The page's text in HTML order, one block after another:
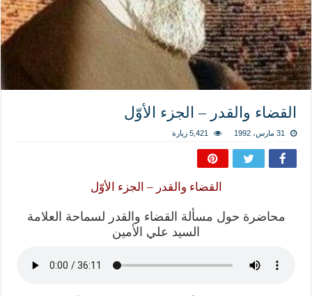
ليست المنفعة تأتي من إسلامية النّظام كما لا تأتي المضرة من مسيحية النظام
المتهاون بوطنه متهاون بدينه حتماً
نسج العلاقة مع الآخر تكون من خلال منظومة القيم و المبادئ الانسانية التي تجعل
القضاء والقدر – الجزء الأوّل
31 مارس، 1992 5,421 زيارة
القضاء والقدر – الجزء الأوّل
محاضرة حول مسألة القضاء والقدر لسماحة العلامة
السيد علي الأمين